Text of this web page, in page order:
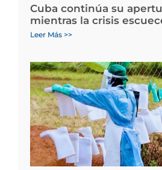
Cuba continúa su
mientras la crisis
Leer Más >>